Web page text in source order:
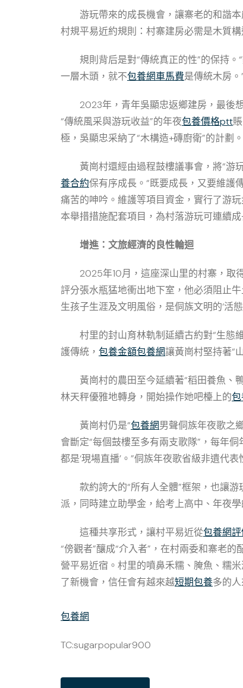
游玩帶來的成長機會，讓寨老的和諧
村規平易近約規則：村寨建房必需是木質
規則背后是對“傳統真正的性”的保持。
一層木頭，就不包養網車馬費是傳統木房
2023年，青年吳顯忠返鄉建房，最後
“傳統風采與游玩收益”的年夜包養價格ptt
極，吳顯忠采納了“木構造+磚廚衛”的計劃。
黃崗村還經由過程鼓樓議事會，將“游
養合約保有序成長。“既要成長，又要維護
痛苦的呻吟。維護等項目資金，實行了游
本舉措措施配套項目，為村落游玩可連續成
增進：文旅經濟的良性輪迴
2025年10月，這座深山里的村寨，取
評分張水瓶猛地衝出地下室，他必須阻止
生孩子生涯及文明風俗，是侗族文明的‘活
村里的封山育林軌制延續古約對“生態
護傳統， 包養金額包養網讓黃崗村堅持著“
黃崗村的農田至今延續著“稻田養魚、
林天秤優雅地轉身，開始操作她吧檯上的
黃崗村仍是“包養網男聲侗族年夜歌之
會斷定“每個鼓樓至多有兩支歌隊”，每年
都是‘現場直播’。”侗族年夜歌省級非遺代
款約誇大的“所有人全體”框架，也讓
派，同時建立助學金，給考上高中、年夜
這種共享形式，讓村平易近從包養網
“傍觀者”釀成“介入者”，在村兩委和寨老
營平易近宿。村里的噴鼻禾糯、腌魚、糯
了新機會，信任會有越來越短期包養多的
包養網
TC:sugarpopular900